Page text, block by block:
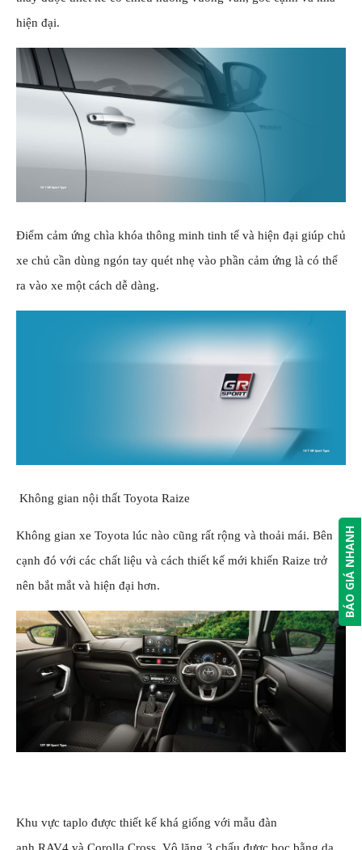
hiện đại.
Điểm cảm ứng chìa khóa thông minh tinh tế và hiện đại giúp chủ
xe chủ cần dùng ngón tay quét nhẹ vào phần cảm ứng là có thể
ra vào xe một cách dễ dàng.
Không gian nội thất Toyota Raize
Không gian xe Toyota lúc nào cũng rất rộng và thoải mái. Bên
cạnh đó với các chất liệu và cách thiết kế mới khiến Raize trở
nên bắt mắt và hiện đại hơn.
Khu vực taplo được thiết kế khá giống với mẫu đàn
anh RAV4 và Corolla Cross . Vô lăng 3 chấu được bọc bằng da
BÁO GIÁ NHANH